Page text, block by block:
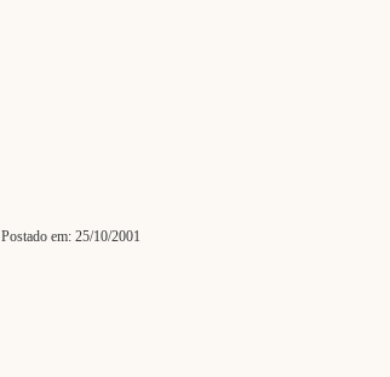
Postado em: 25/10/2001